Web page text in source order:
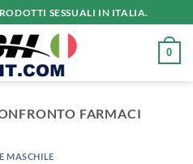
SESSUALI IN ITALIA.
0
FARMACI
MASCHILE